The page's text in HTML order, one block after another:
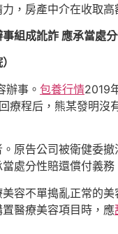
，房產中介在收取
組成訛詐 應承當處
辦事。 包養行情2019
程后，熊某發明
原告公司被衛健委
處分性賠還償付義務
容不單搗亂正常的
醫療美容項目時，應